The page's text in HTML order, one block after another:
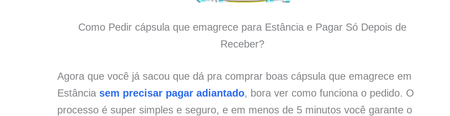
Como Pedir cápsula que emagrece para Estância e Pagar Só Depois de
Receber?
Agora que você já sacou que dá pra comprar boas cápsula que emagrece em
Estância sem precisar pagar adiantado, bora ver como funciona o pedido. O
processo é super simples e seguro, e em menos de 5 minutos você garante o